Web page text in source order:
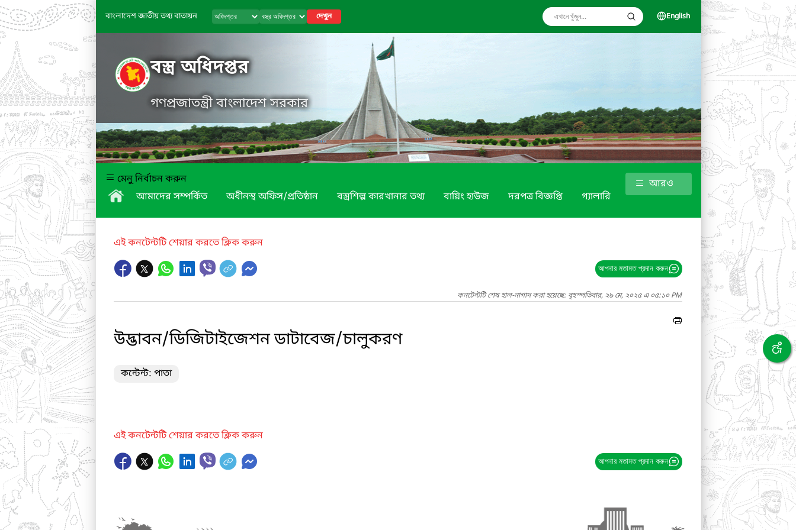
বাংলাদেশ জাতীয় তথ্য বাতায়ন দেখুন English
বস্ত্র অধিদপ্তর
গণপ্রজাতন্ত্রী বাংলাদেশ সরকার
মেনু নির্বাচন করুন
আমাদের সম্পর্কিত
অধীনস্থ অফিস/প্রতিষ্ঠান বস্ত্রশিল্প কারখানার তথ্য বায়িং হাউজ দরপত্র বিজ্ঞপ্তি গ্যালারি
আরও
এই কনটেন্টটি শেয়ার করতে ক্লিক করুন
আপনার মতামত প্রদান করুন
কনটেন্টটি শেষ হাল-নাগাদ করা হয়েছে: বৃহস্পতিবার, ২৯ মে, ২০২৫ এ ০৫:১০ PM
উদ্ভাবন/ডিজিটাইজেশন ডাটাবেজ/চালুকরণ
কন্টেন্ট: পাতা
এই কনটেন্টটি শেয়ার করতে ক্লিক করুন
আপনার মতামত প্রদান করুন